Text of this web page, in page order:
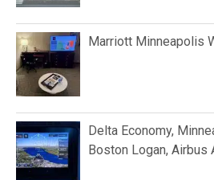
Marriott Minneapolis
Delta Economy,
Boston Logan, Airbus